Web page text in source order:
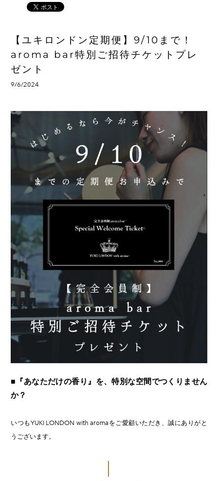
【ユキロンドン定期便】9/10まで！
aroma bar特別ご招待チケットプレ
ゼント
9/6/2024
■『あなただけの香り』を、特別な空間でつくりません
か？
いつもYUKI LONDON with aromaをご愛顧いただき、誠にありがと
うございます。